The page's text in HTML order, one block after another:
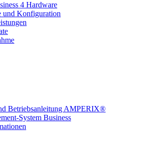
4 Hardware
und Konfiguration
Betriebsanleitung AMPERIX®
System Business